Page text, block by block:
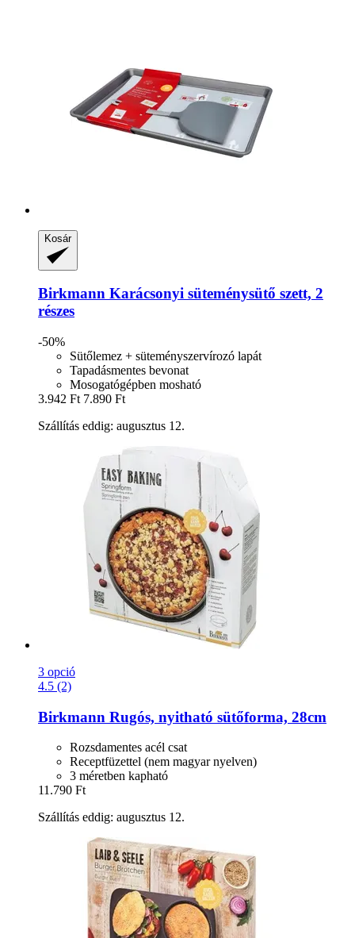
Kosár
Birkmann Karácsonyi süteménysütő szett, 2
részes
-50%
Sütőlemez + süteményszervírozó lapát
Tapadásmentes bevonat
Mosogatógépben mosható
3.942 Ft 7.890 Ft
Szállítás eddig: augusztus 12.
3 opció
4.5 (2)
Birkmann Rugós, nyitható sütőforma, 28cm
Rozsdamentes acél csat
Receptfüzettel (nem magyar nyelven)
3 méretben kapható
11.790 Ft
Szállítás eddig: augusztus 12.